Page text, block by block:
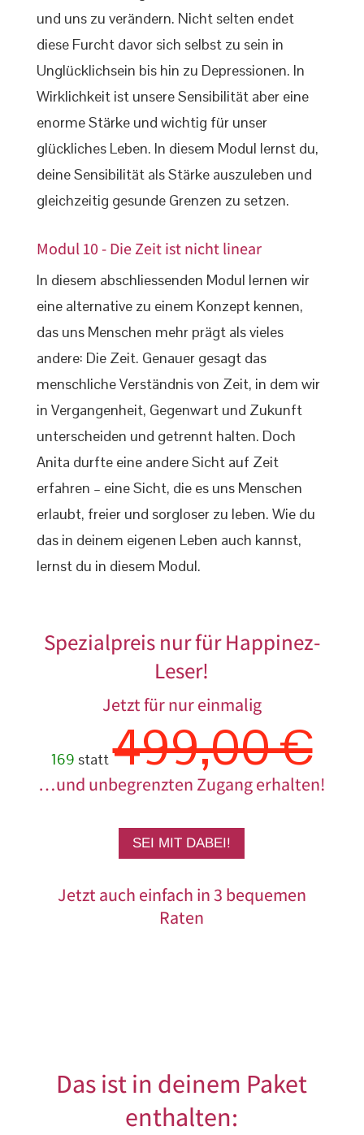
und uns zu verändern. Nicht selten endet
diese Furcht davor sich selbst zu sein in
Unglücklichsein bis hin zu Depressionen. In
Wirklichkeit ist unsere Sensibilität aber eine
enorme Stärke und wichtig für unser
glückliches Leben. In diesem Modul lernst du,
deine Sensibilität als Stärke auszuleben und
gleichzeitig gesunde Grenzen zu setzen.
Modul 10 - Die Zeit ist nicht linear
In diesem abschliessenden Modul lernen wir
eine alternative zu einem Konzept kennen,
das uns Menschen mehr prägt als vieles
andere: Die Zeit. Genauer gesagt das
menschliche Verständnis von Zeit, in dem wir
in Vergangenheit, Gegenwart und Zukunft
unterscheiden und getrennt halten. Doch
Anita durfte eine andere Sicht auf Zeit
erfahren – eine Sicht, die es uns Menschen
erlaubt, freier und sorgloser zu leben. Wie du
das in deinem eigenen Leben auch kannst,
lernst du in diesem Modul.
Spezialpreis nur für Happinez-
Leser!
Jetzt für nur einmalig
169 statt499,00 €
…und unbegrenzten Zugang erhalten!
SEI MIT DABEI!
Jetzt auch einfach in 3 bequemen
Raten
Das ist in deinem Paket
enthalten: